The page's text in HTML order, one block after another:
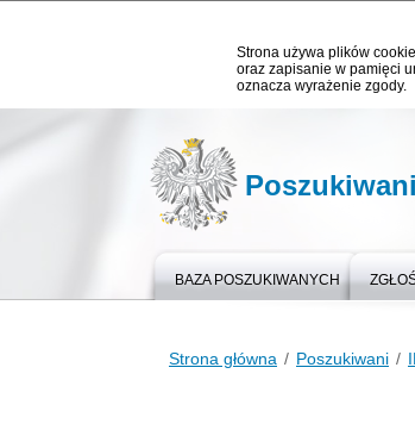
Strona używa plików
oraz zapisanie w pamięci
oznacza wyrażenie zgody.
Poszukiwani
BAZA POSZUKIWANYCH
Strona główna Poszukiwani